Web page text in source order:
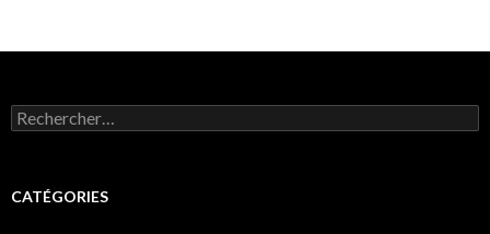
Rechercher :
CATÉGORIES